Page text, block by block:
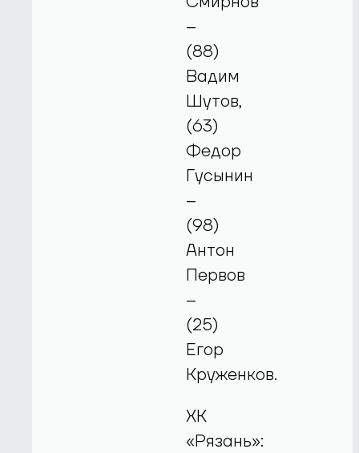
–
(88)
Вадим
Шутов,
(63)
Федор
Гусынин
–
(98)
Антон
Первов
–
(25)
Егор
Круженков.
ХК
«Рязань»: